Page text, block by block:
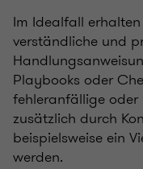
Im Idealfall
verständliche und
Playbooks oder
fehleranfällige oder
zusätzlich durch
beispielsweise ein
werden.